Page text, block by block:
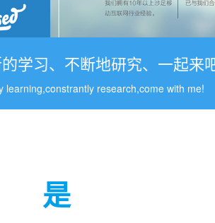
学习、不断地研究、一起来
learning,constrantly research,come with me!
是